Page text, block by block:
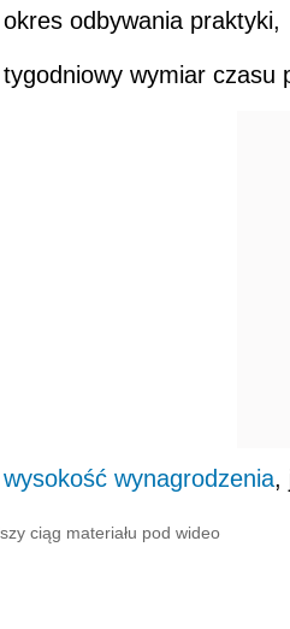
odbywania praktyki,
wymiar czasu
wysokość wynagrodzenia,
ciąg materiału pod wideo